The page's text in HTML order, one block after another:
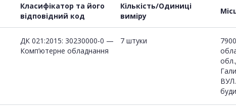
Класифікатор та його
відповідний код
Кількість/Одиниці
виміру
ДК 021:2015: 30230000-0 —
Комп’ютерне обладнання
7 штуки